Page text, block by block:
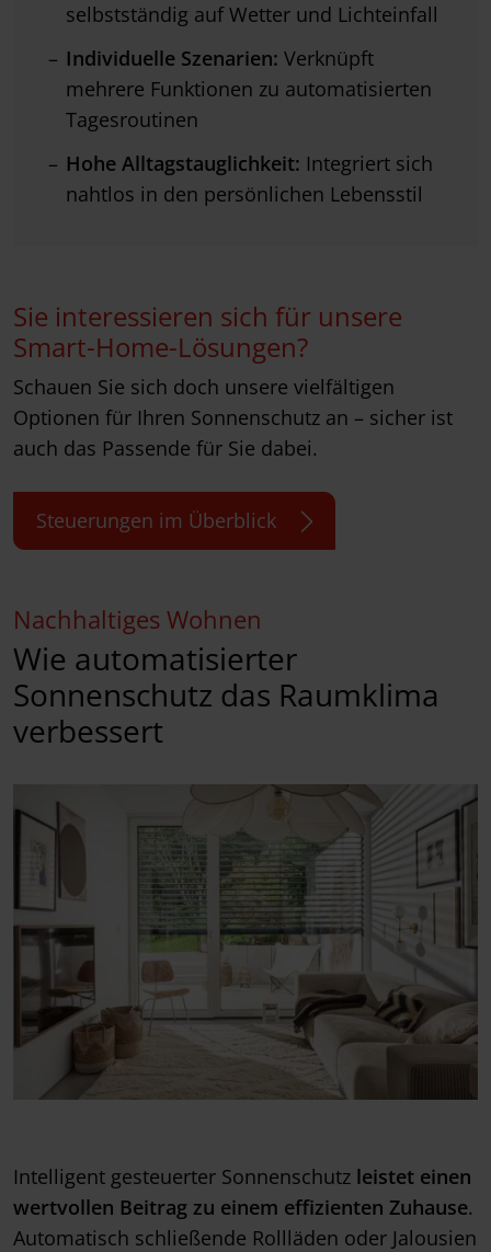
selbstständig auf Wetter und Lichteinfall
Individuelle Szenarien: Verknüpft
mehrere Funktionen zu automatisierten
Tagesroutinen
Hohe Alltagstauglichkeit: Integriert sich
nahtlos in den persönlichen Lebensstil
Sie interessieren sich für unsere
Smart-Home-Lösungen?
Schauen Sie sich doch unsere vielfältigen
Optionen für Ihren Sonnenschutz an – sicher ist
auch das Passende für Sie dabei.
Steuerungen im Überblick
Nachhaltiges Wohnen
Wie automatisierter
Sonnenschutz das Raumklima
verbessert
Intelligent gesteuerter Sonnenschutz leistet einen
wertvollen Beitrag zu einem effizienten Zuhause.
Automatisch schließende Rollläden oder Jalousien